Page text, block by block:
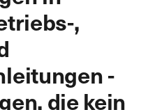
,
-
die kein